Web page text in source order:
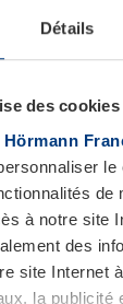
Détails
des cookies
Hörmann
le
de
à notre site
des
site Internet
la publicité